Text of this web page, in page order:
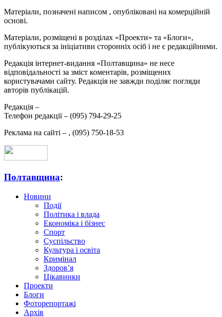
Матеріали, позначені написом , опубліковані на комерційній
основі.
Матеріали, розміщені в розділах «Проекти» та «Блоги»,
публікуються за ініціативи сторонніх осіб і не є редакційними.
Редакція інтернет-видання «Полтавщина» не несе
відповідальності за зміст коментарів, розміщених
користувачами сайту. Редакція не завжди поділяє погляди
авторів публікацій.
Редакція –
Телефон редакції – (095) 794-29-25
Реклама на сайті – , (095) 750-18-53
Полтавщина:
Новини
Події
Політика і влада
Економіка і бізнес
Спорт
Суспільство
Культура і освіта
Кримінал
Здоров’я
Цікавинки
Проекти
Блоги
Фоторепортажі
Архів